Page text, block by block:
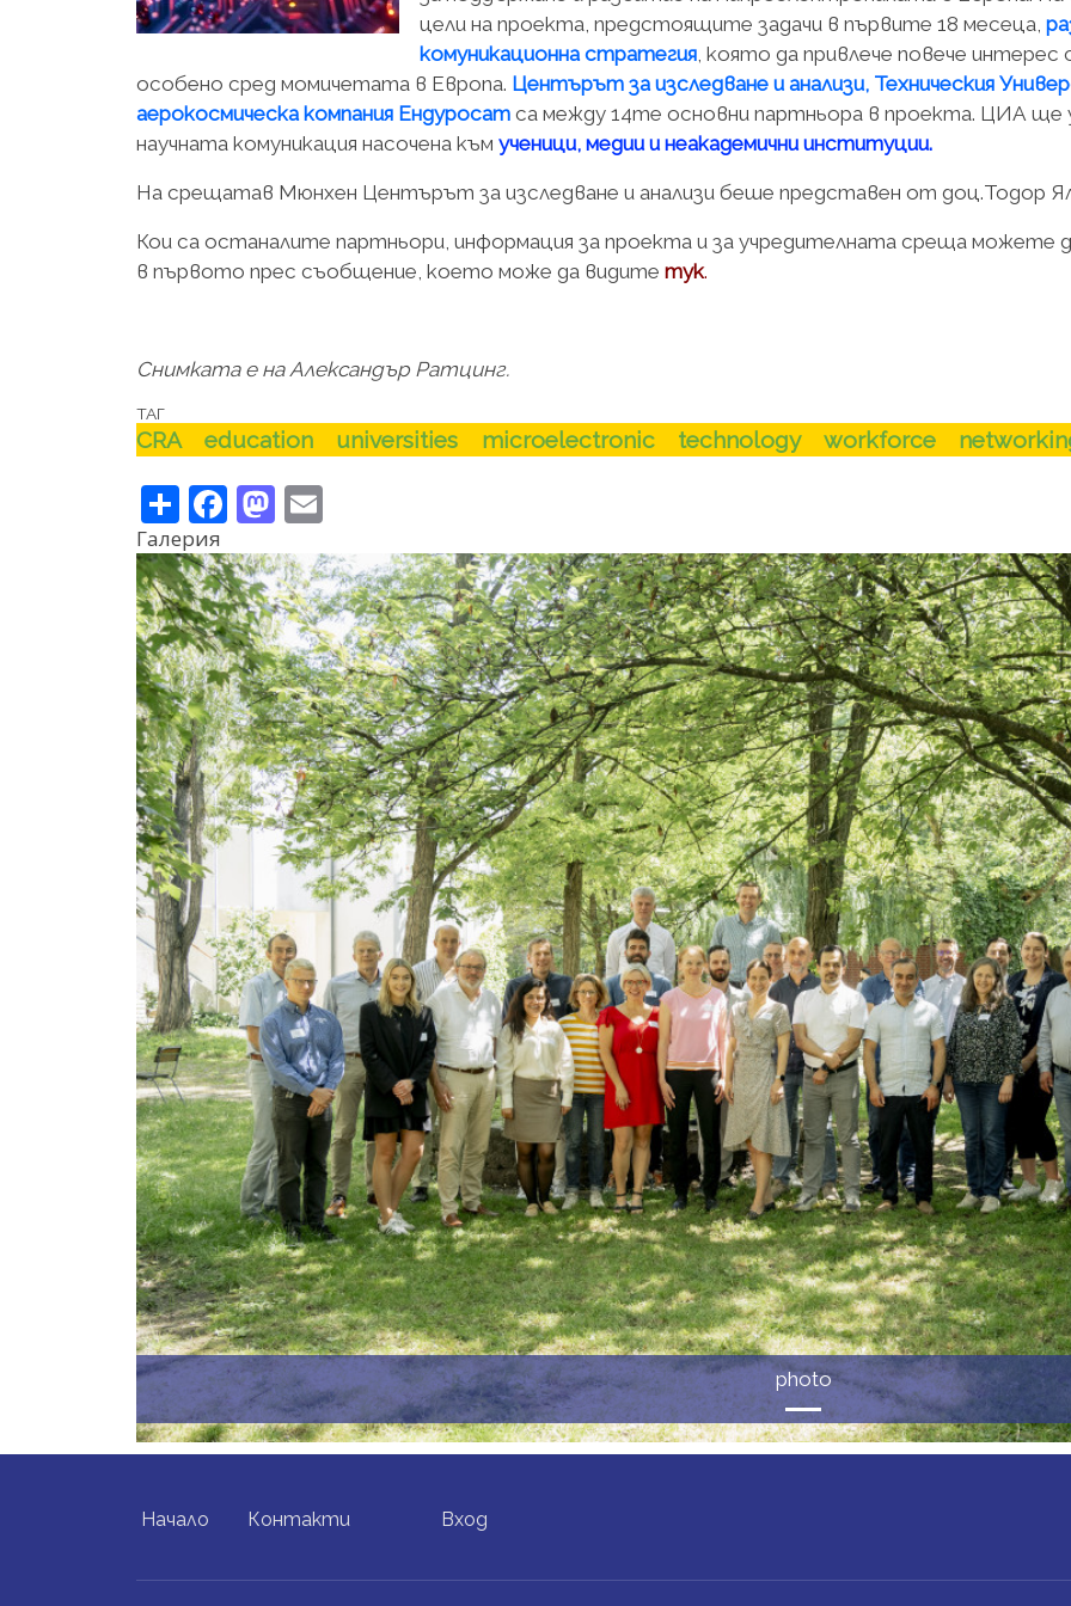
цели на проекта, предстоящите задачи в първите 18 месеца,
комуникационна стратегия, която да привлече повече интерес
особено сред момичетата в Европа. Центърът за изследване и анализи, Техническия
аерокосмическа компания Ендуросат са между 14те основни партньора в проекта. ЦИА ще
научната комуникация насочена към ученици, медии и неакадемични институции.
На срещатав Мюнхен Центърът за изследване и анализи беше представен от доц.Тодор
Кои са останалите партньори, информация за проекта и за учредителната среща можете
в първото прес съобщение, което може да видите тук.
Снимката е на Александър Ратцинг.
ТАГ
CRA education universities microelectronic technology workforce
ShareFacebook
Mastodon
Галерия
photo
Previous
FOOTER MENU
Начало Контакти
USER ACCOUNT MENU
Вход